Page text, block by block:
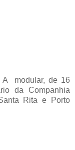
A modular, de 16
da Companhia
Rita e Porto